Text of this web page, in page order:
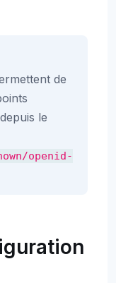
de
le
openid-